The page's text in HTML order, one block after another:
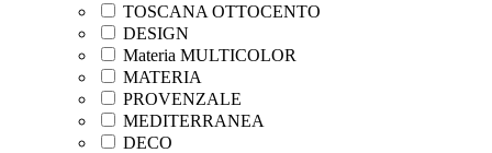
TOSCANA OTTOCENTO
DESIGN
Materia MULTICOLOR
MATERIA
PROVENZALE
MEDITERRANEA
DECO